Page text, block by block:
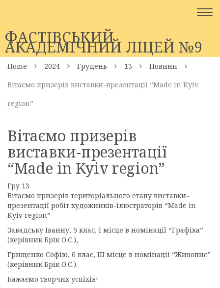
ФАСТІВСЬКИЙ
АКАДЕМІЧНИЙ ЛІЦЕЙ №9
Home 2024 Грудень 13
Новини
Вітаємо призерів виставки-презентації “Made in Kyiv
region”
Вітаємо призерів
виставки-презентації
“Made in Kyiv region”
Гру 13
Вітаємо призерів територіального етапу виставки-
презентації робіт художників-ілюстраторів “Made in
Kyiv region”
Завадську Іванну, 5 клас, І місце в номінації “Графіка”
(керівник Брік О.С.),
Грищенко Софію, 6 клас, ІІІ місце в номінації “Живопис”
(керівник Брік О.С.).
Бажаємо творчих успіхів!